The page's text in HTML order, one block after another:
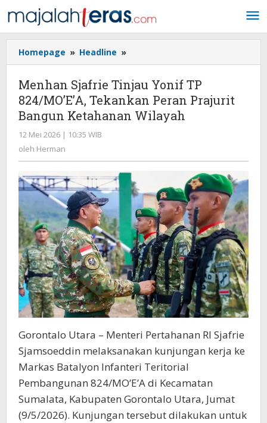
ke
konten
Homepage » Headline »
Sjafrie
Tinjau
Yonif
TP
824/MO’E’A,
Bangun
Ketahanan
Wilayah
Menhan Sjafrie Tinjau Yonif TP
824/MO’E’A, Tekankan Peran Prajurit
Bangun Ketahanan Wilayah
12 Mei 2026 | 10:35 WIB
oleh Herman
Gorontalo Utara – Menteri Pertahanan RI Sjafrie
Sjamsoeddin melaksanakan kunjungan kerja ke
Markas Batalyon Infanteri Teritorial
Pembangunan 824/MO’E’A di Kecamatan
Sumalata, Kabupaten Gorontalo Utara, Jumat
(9/5/2026). Kunjungan tersebut dilakukan untuk